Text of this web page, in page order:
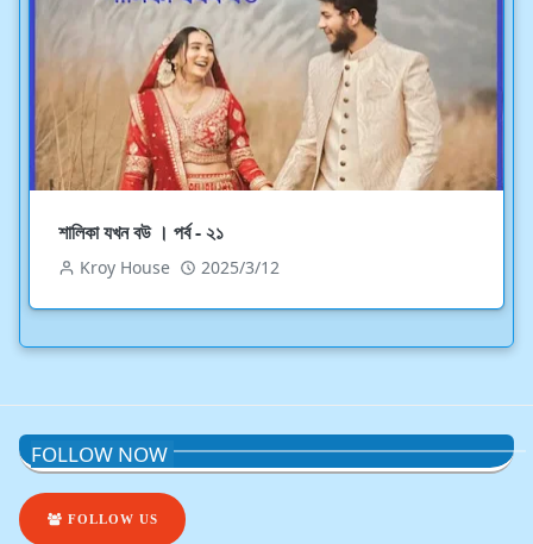
শালিকা যখন বউ । পর্ব - ২১
Kroy House 2025/3/12
FOLLOW NOW
FOLLOW US